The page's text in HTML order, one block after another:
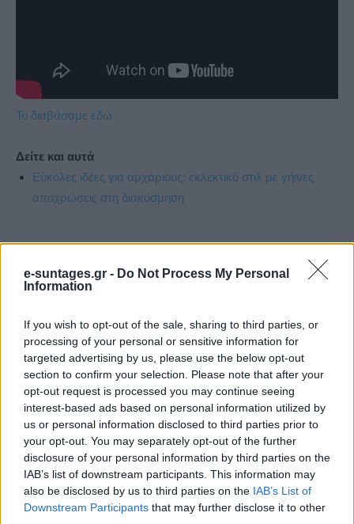
e-suntages.gr - Do Not Process My Personal
Information
If you wish to opt-out of the sale, sharing to third parties, or
processing of your personal or sensitive information for
targeted advertising by us, please use the below opt-out
section to confirm your selection. Please note that after your
opt-out request is processed you may continue seeing
interest-based ads based on personal information utilized by
us or personal information disclosed to third parties prior to
your opt-out. You may separately opt-out of the further
disclosure of your personal information by third parties on the
IAB’s list of downstream participants. This information may
also be disclosed by us to third parties on the IAB’s List of
Downstream Participants that may further disclose it to other
Το διαβάσαμε εδώ
Δείτε και αυτά
Εύκολες ιδέες για αρχάριους: εκλεκτικό στιλ με γήινες
αποχρώσεις στη διακόσμηση